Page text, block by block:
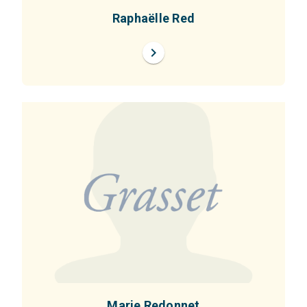
Raphaëlle Red
chevron_right